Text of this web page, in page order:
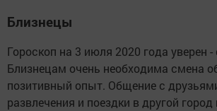
Близнецы
Гороскоп на 3 июля 2020 года уверен -
Близнецам очень необходима смена
позитивный опыт. Общение с
развлечения и поездки в другой город